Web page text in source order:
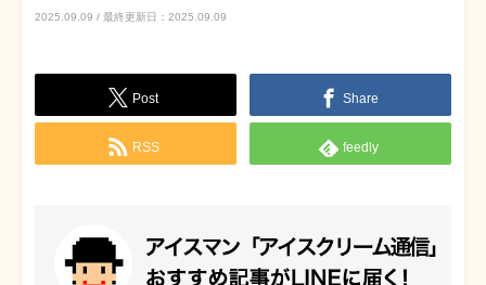
2025.09.09 / 最終更新日：2025.09.09
Post Share
RSS feedly